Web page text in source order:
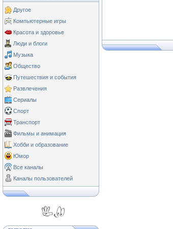
Другое
Компьютерные игры
Красота и здоровье
Люди и блоги
Музыка
Общество
Путешествия и события
Развлечения
Сериалы
Спорт
Транспорт
Фильмы и анимация
Хобби и образование
Юмор
Все каналы
Каналы пользователей